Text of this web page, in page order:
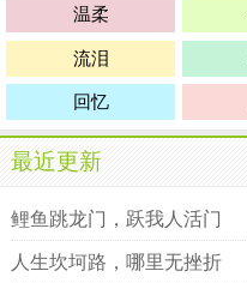
温柔
流泪
回忆
最近更新
鲤鱼跳龙门，跃我人活门
人生坎坷路，哪里无挫折